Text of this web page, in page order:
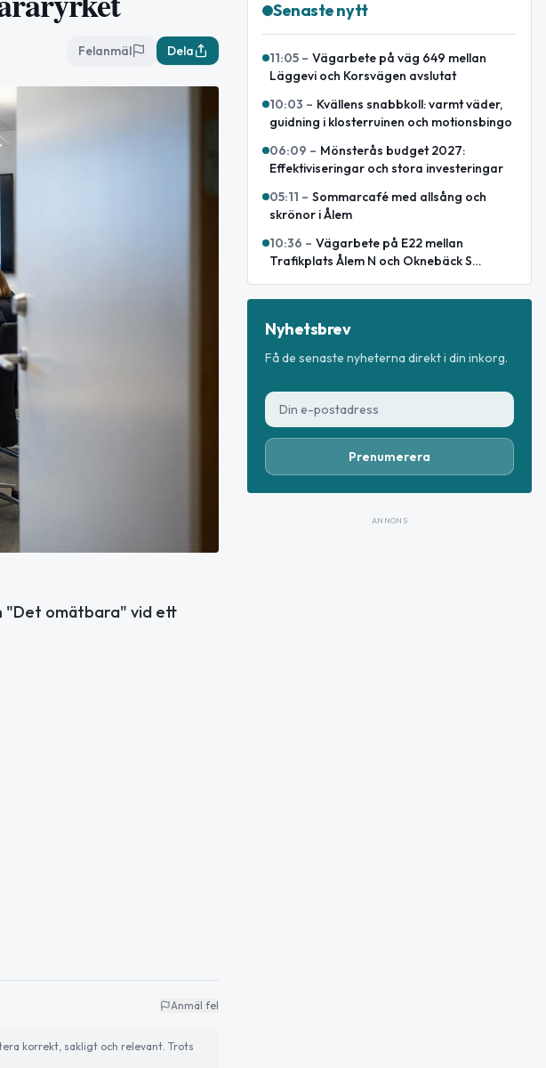
Felanmäl Dela
"Det omätbara" vid ett
Anmäl fel
korrekt, sakligt och relevant. Trots
Senaste nytt
11:05 – Vägarbete på väg 649 mellan
Läggevi och Korsvägen avslutat
10:03 – Kvällens snabbkoll: varmt väder,
guidning i klosterruinen och motionsbingo
06:09 – Mönsterås budget 2027:
Effektiviseringar och stora investeringar
05:11 – Sommarcafé med allsång och
skrönor i Ålem
10:36 – Vägarbete på E22 mellan
Trafikplats Ålem N och Oknebäck S
Nyhetsbrev
Få de senaste nyheterna direkt i din inkorg.
Prenumerera
ANNONS